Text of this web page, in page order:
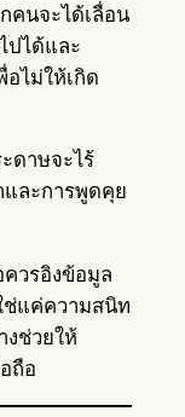
คนจะได้เลื่อน
ปได้และ
อไม่ให้เกิด
ดาษจะไร้
ละการพูดคุย
วรอิงข้อมูล
ช่แค่ความสนิท
งช่วยให้
ถือ